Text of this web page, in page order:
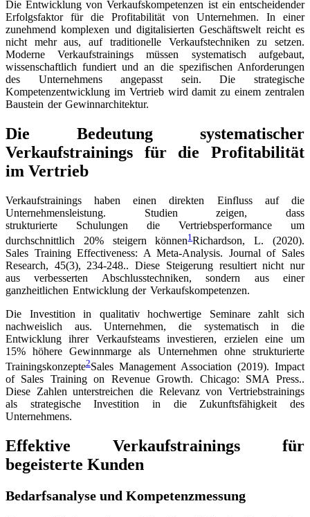
Die Entwicklung von Verkaufskompetenzen ist ein entscheidender
Erfolgsfaktor für die Profitabilität von Unternehmen. In einer
zunehmend komplexen und digitalisierten Geschäftswelt reicht es
nicht mehr aus, auf traditionelle Verkaufstechniken zu setzen.
Moderne Verkaufstrainings müssen systematisch aufgebaut,
wissenschaftlich fundiert und an die spezifischen Anforderungen
des Unternehmens angepasst sein. Die strategische
Kompetenzentwicklung im Vertrieb wird damit zu einem zentralen
Baustein der Gewinnarchitektur.
Die Bedeutung systematischer
Verkaufstrainings für die Profitabilität
im Vertrieb
Verkaufstrainings haben einen direkten Einfluss auf die
Unternehmensleistung. Studien zeigen, dass
strukturierte Schulungen die Vertriebsperformance um
durchschnittlich 20% steigern können1Richardson, L. (2020).
Sales Training Effectiveness: A Meta-Analysis. Journal of Sales
Research, 45(3), 234-248.. Diese Steigerung resultiert nicht nur
aus verbesserten Abschlusstechniken, sondern aus einer
ganzheitlichen Entwicklung der Verkaufskompetenzen.
Die Investition in qualitativ hochwertige Seminare zahlt sich
nachweislich aus. Unternehmen, die systematisch in die
Entwicklung ihrer Verkaufsteams investieren, erzielen eine um
15% höhere Gewinnmarge als Unternehmen ohne strukturierte
Trainingskonzepte2Sales Management Association (2019). Impact
of Sales Training on Revenue Growth. Chicago: SMA Press..
Diese Zahlen unterstreichen die Relevanz von Vertriebstrainings
als strategische Investition in die Zukunftsfähigkeit des
Unternehmens.
Effektive Verkaufstrainings für
begeisterte Kunden
Bedarfsanalyse und Kompetenzmessung